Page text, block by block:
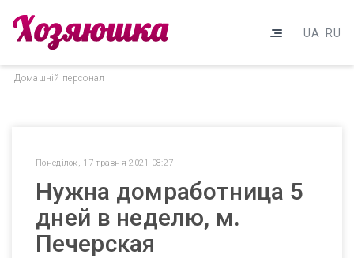
UA RU
Домашнiй персонал
Понеділок, 17 травня 2021 08:27
Нужна домработница 5
дней в неделю, м.
Печерская